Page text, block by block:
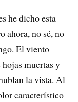
he dicho esta
ahora, no sé, no
El viento
muertas y
la vista. Al
característico